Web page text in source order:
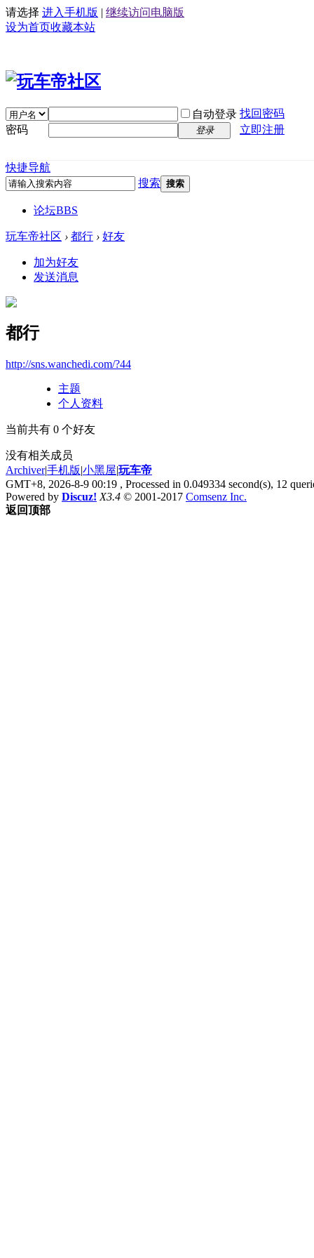
请选择 进入手机版 | 继续访问电脑版
设为首页收藏本站
自动登录 找回密码
密码
登录 立即注册
快捷导航
搜索 搜索
论坛BBS
玩车帝社区 › 都行 › 好友
加为好友
发送消息
都行
http://sns.wanchedi.com/?44
主题
个人资料
当前共有 0 个好友
没有相关成员
Archiver|手机版|小黑屋|玩车帝
GMT+8, 2026-8-9 00:19 , Processed in 0.049334 second(s), 12
Powered by Discuz! X3.4 © 2001-2017 Comsenz Inc.
返回顶部